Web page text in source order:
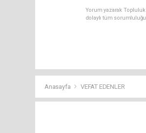
Yorum yazarak
dolaylı tüm
Anasayfa VEFAT EDENLER